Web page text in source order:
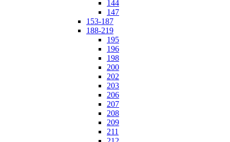
144
147
153-187
188-219
195
196
198
200
202
203
206
207
208
209
211